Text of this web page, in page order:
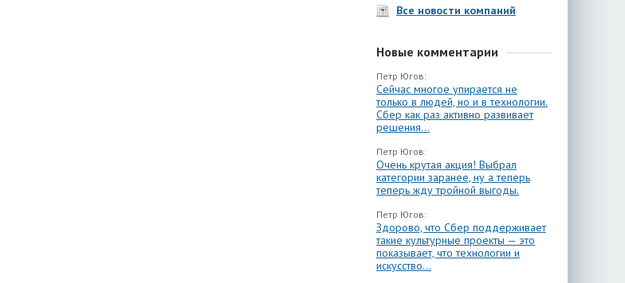
Все новости компаний
Новые комментарии
Петр Югов:
Сейчас многое упирается не
только в людей, но и в технологии.
Сбер как раз активно развивает
решения...
Петр Югов:
Очень крутая акция! Выбрал
категории заранее, ну а теперь
теперь жду тройной выгоды.
Петр Югов:
Здорово, что Сбер поддерживает
такие культурные проекты — это
показывает, что технологии и
искусство...